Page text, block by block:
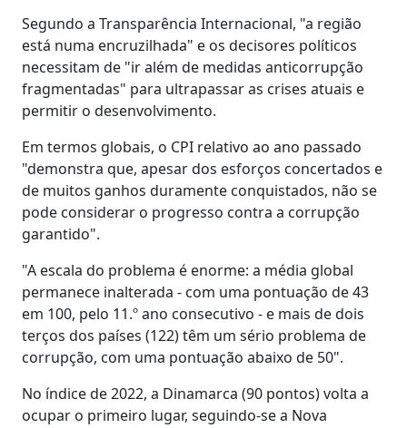
Segundo a Transparência Internacional, "a região
está numa encruzilhada" e os decisores políticos
necessitam de "ir além de medidas anticorrupção
fragmentadas" para ultrapassar as crises atuais e
permitir o desenvolvimento.
Em termos globais, o CPI relativo ao ano passado
"demonstra que, apesar dos esforços concertados e
de muitos ganhos duramente conquistados, não se
pode considerar o progresso contra a corrupção
garantido".
"A escala do problema é enorme: a média global
permanece inalterada - com uma pontuação de 43
em 100, pelo 11.º ano consecutivo - e mais de dois
terços dos países (122) têm um sério problema de
corrupção, com uma pontuação abaixo de 50".
No índice de 2022, a Dinamarca (90 pontos) volta a
ocupar o primeiro lugar, seguindo-se a Nova